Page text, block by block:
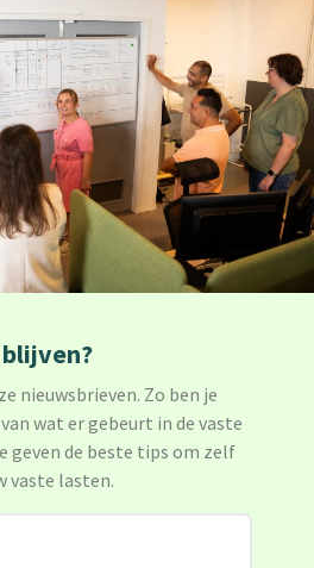
nieuwsbrieven. Zo ben je
wat er gebeurt in de vaste
geven de beste tips om zelf
vaste lasten.